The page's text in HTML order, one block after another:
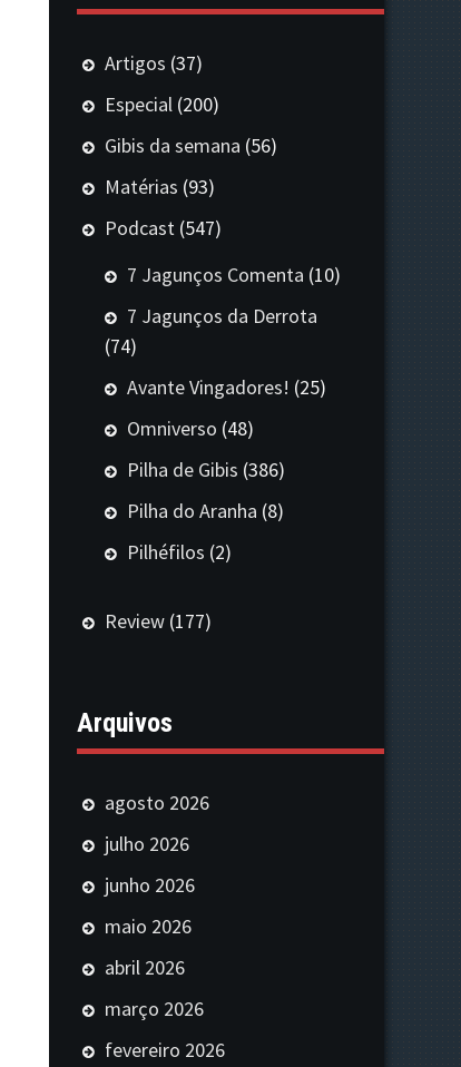
Artigos (37)
Especial (200)
Gibis da semana (56)
Matérias (93)
Podcast (547)
7 Jagunços Comenta (10)
7 Jagunços da Derrota
(74)
Avante Vingadores! (25)
Omniverso (48)
Pilha de Gibis (386)
Pilha do Aranha (8)
Pilhéfilos (2)
Review (177)
Arquivos
agosto 2026
julho 2026
junho 2026
maio 2026
abril 2026
março 2026
fevereiro 2026